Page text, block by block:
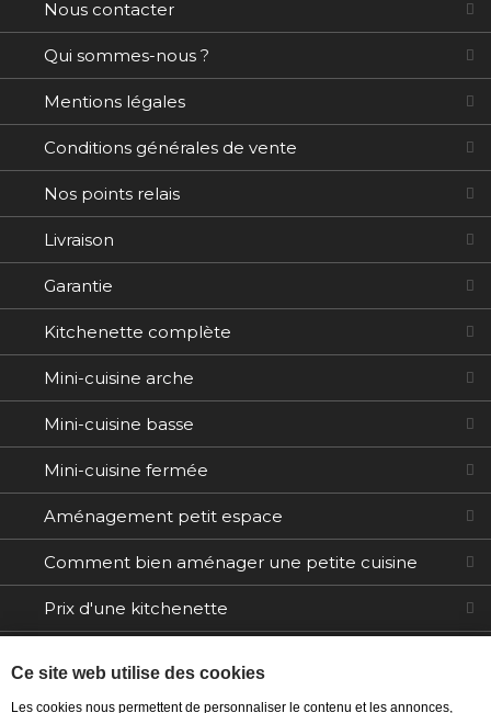
Nous contacter
Qui sommes-nous ?
Mentions légales
Conditions générales de vente
Nos points relais
Livraison
Garantie
Kitchenette complète
Mini-cuisine arche
Mini-cuisine basse
Mini-cuisine fermée
Aménagement petit espace
Comment bien aménager une petite cuisine
Prix d'une kitchenette
Tables / Chaises
Ce site web utilise des cookies
Les cookies nous permettent de personnaliser le contenu et les annonces,